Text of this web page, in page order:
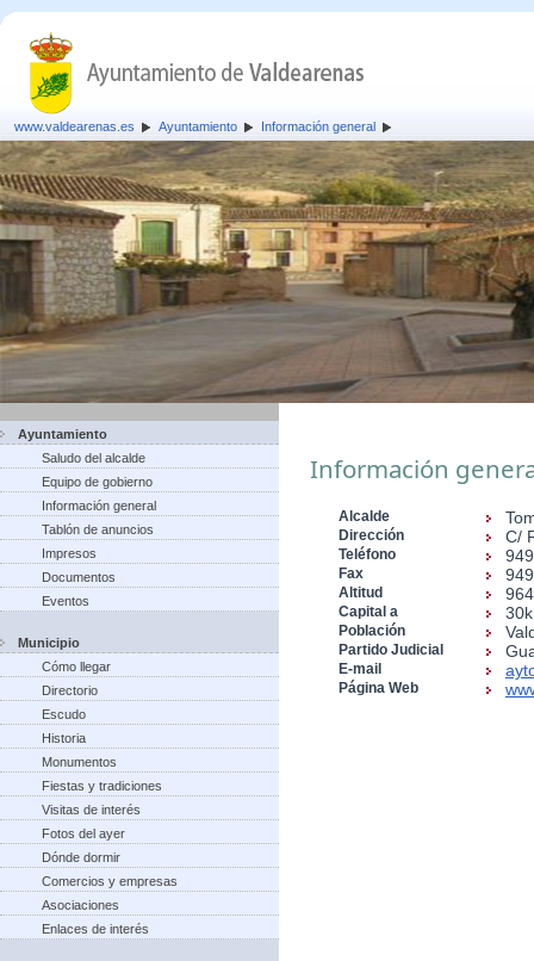
www.valdearenas.es Ayuntamiento Información general
Ayuntamiento
Saludo del alcalde
Equipo de gobierno
Información general
Tablón de anuncios
Impresos
Documentos
Eventos
Municipio
Cómo llegar
Directorio
Escudo
Historia
Monumentos
Fiestas y tradiciones
Visitas de interés
Fotos del ayer
Dónde dormir
Comercios y empresas
Asociaciones
Enlaces de interés
Información
Alcalde
Dirección C/
Teléfono
Fax
Altitud
Capital a
Población
Partido Judicial
E-mail
Página Web